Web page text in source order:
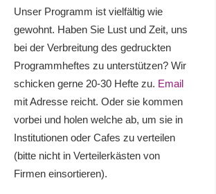
Unser Programm ist vielfältig wie
gewohnt. Haben Sie Lust und Zeit, uns
bei der Verbreitung des gedruckten
Programmheftes zu unterstützen? Wir
schicken gerne 20-30 Hefte zu. Email
mit Adresse reicht. Oder sie kommen
vorbei und holen welche ab, um sie in
Institutionen oder Cafes zu verteilen
(bitte nicht in Verteilerkästen von
Firmen einsortieren).